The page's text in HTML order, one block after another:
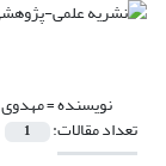
نویسنده =مهدوی
تعداد مقالات: 1